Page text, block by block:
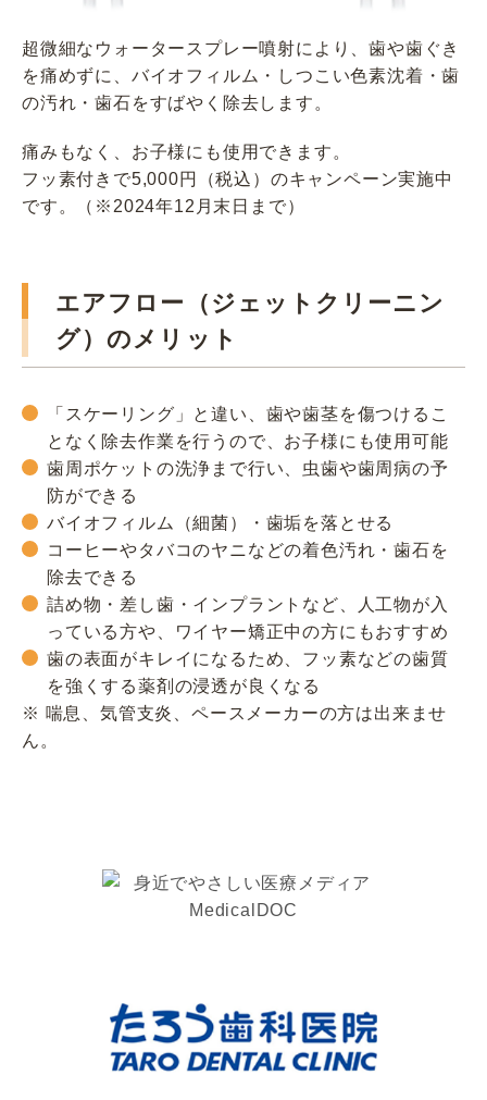
超微細なウォータースプレー噴射により、歯や歯ぐき
を痛めずに、バイオフィルム・しつこい色素沈着・歯
の汚れ・歯石をすばやく除去します。
痛みもなく、お子様にも使用できます。
フッ素付きで5,000円（税込）のキャンペーン実施中
です。（※2024年12月末日まで）
エアフロー（ジェットクリーニン
グ）のメリット
「スケーリング」と違い、歯や歯茎を傷つけるこ
となく除去作業を行うので、お子様にも使用可能
歯周ポケットの洗浄まで行い、虫歯や歯周病の予
防ができる
バイオフィルム（細菌）・歯垢を落とせる
コーヒーやタバコのヤニなどの着色汚れ・歯石を
除去できる
詰め物・差し歯・インプラントなど、人工物が入
っている方や、ワイヤー矯正中の方にもおすすめ
歯の表面がキレイになるため、フッ素などの歯質
を強くする薬剤の浸透が良くなる
※ 喘息、気管支炎、ペースメーカーの方は出来ませ
ん。